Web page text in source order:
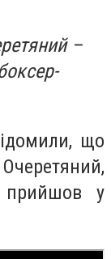
–
що
прийшов у